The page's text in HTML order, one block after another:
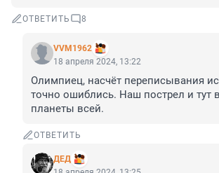
ОТВЕТИТЬ 8
VVM1962
18 апреля 2024, 13:22
Олимпиец, насчёт переписывания
точно ошиблись. Наш пострел и тут
планеты всей.
ОТВЕТИТЬ
ДЕД